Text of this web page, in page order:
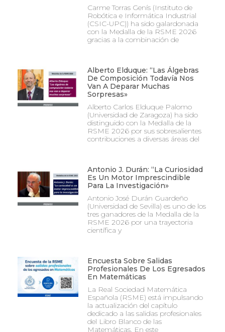
Carme Torras Genís (Instituto de
Robótica e Informática Industrial
(CSIC-UPC)) ha sido galardonada
con la Medalla de la RSME 2026
gracias a la combinación de
Alberto Elduque: “Las Álgebras
De Composición Todavía Nos
Van A Deparar Muchas
Sorpresas»
Alberto Carlos Elduque Palomo
(Universidad de Zaragoza) ha sido
distinguido con la Medalla de la
RSME 2026 por sus sobresalientes
contribuciones a diversas áreas del
Antonio J. Durán: “La Curiosidad
Es Un Motor Imprescindible
Para La Investigación»
Antonio José Durán Guardeño
(Universidad de Sevilla) es uno de los
tres ganadores de la Medalla de la
RSME 2026 por una trayectoria
científica y
Encuesta Sobre Salidas
Profesionales De Los Egresados
En Matemáticas
La Real Sociedad Matemática
Española (RSME) está impulsando
la actualización del capítulo
dedicado a las salidas profesionales
del Libro Blanco de las
Matemáticas. En este